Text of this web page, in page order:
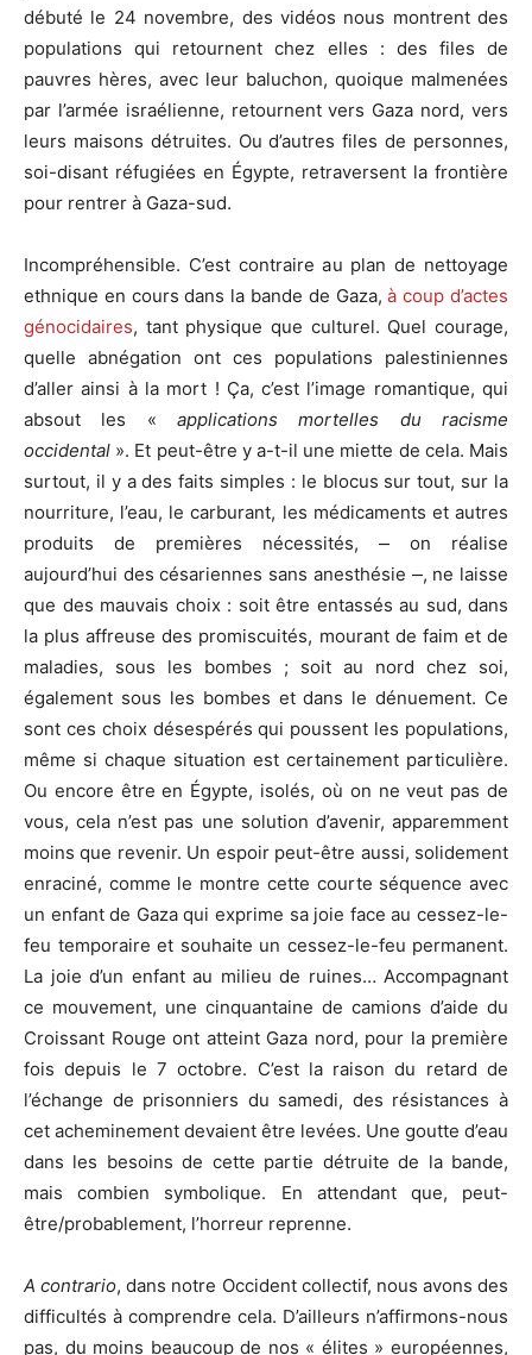
débuté le 24 novembre, des vidéos nous montrent des
populations qui retournent chez elles : des files de
pauvres hères, avec leur baluchon, quoique malmenées
par l’armée israélienne, retournent vers Gaza nord, vers
leurs maisons détruites. Ou d’autres files de personnes,
soi-disant réfugiées en Égypte, retraversent la frontière
pour rentrer à Gaza-sud.
Incompréhensible. C’est contraire au plan de nettoyage
ethnique en cours dans la bande de Gaza,à coup d’actes
génocidaires, tant physique que culturel. Quel courage,
quelle abnégation ont ces populations palestiniennes
d’aller ainsi à la mort ! Ça, c’est l’image romantique, qui
absout les « applications mortelles du racisme
occidental ». Et peut-être y a-t-il une miette de cela. Mais
surtout, il y a des faits simples : le blocus sur tout, sur la
nourriture, l’eau, le carburant, les médicaments et autres
produits de premières nécessités, ⎼ on réalise
aujourd’hui des césariennes sans anesthésie ⎼, ne laisse
que des mauvais choix : soit être entassés au sud, dans
la plus affreuse des promiscuités, mourant de faim et de
maladies, sous les bombes ; soit au nord chez soi,
également sous les bombes et dans le dénuement. Ce
sont ces choix désespérés qui poussent les populations,
même si chaque situation est certainement particulière.
Ou encore être en Égypte, isolés, où on ne veut pas de
vous, cela n’est pas une solution d’avenir, apparemment
moins que revenir. Un espoir peut-être aussi, solidement
enraciné, comme le montre cette courte séquence avec
un enfant de Gaza qui exprime sa joie face au cessez-le-
feu temporaire et souhaite un cessez-le-feu permanent.
La joie d’un enfant au milieu de ruines… Accompagnant
ce mouvement, une cinquantaine de camions d’aide du
Croissant Rouge ont atteint Gaza nord, pour la première
fois depuis le 7 octobre. C’est la raison du retard de
l’échange de prisonniers du samedi, des résistances à
cet acheminement devaient être levées. Une goutte d’eau
dans les besoins de cette partie détruite de la bande,
mais combien symbolique. En attendant que, peut-
être/probablement, l’horreur reprenne.
A contrario, dans notre Occident collectif, nous avons des
difficultés à comprendre cela. D’ailleurs n’affirmons-nous
pas, du moins beaucoup de nos « élites » européennes,